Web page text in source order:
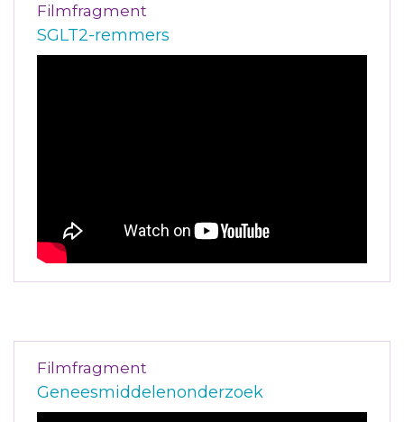
Filmfragment
SGLT2-remmers
Filmfragment
Geneesmiddelenonderzoek